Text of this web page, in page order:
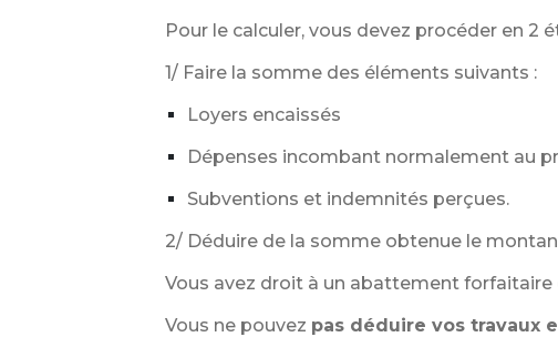
Pour le calculer, vous devez procéder en 2
1/ Faire la somme des éléments suivants :
Loyers encaissés
Dépenses incombant normalement au
Subventions et indemnités perçues.
2/ Déduire de la somme obtenue le
Vous avez droit à un abattement forfaitaire
Vous ne pouvez pas déduire vos travaux